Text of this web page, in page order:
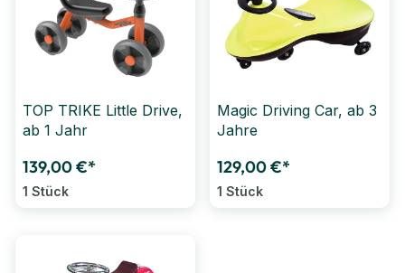
TOP TRIKE Little Drive,
ab 1 Jahr
139,00 €*
1 Stück
Magic Driving Car, ab 3
Jahre
129,00 €*
1 Stück